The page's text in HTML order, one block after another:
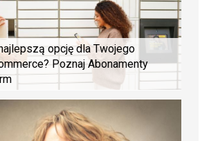
opcję dla Twojego
Poznaj Abonamenty